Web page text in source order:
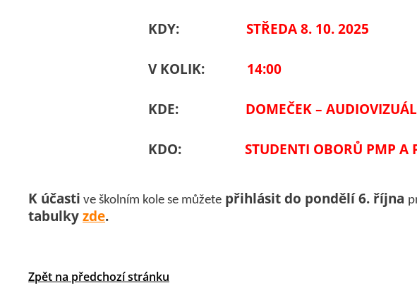
KDY:STŘEDA 8. 10. 2025
V KOLIK: 14:00
KDE: DOMEČEK –
KDO:STUDENTI OBORŮ PMP A
K účasti ve školním kole se můžete přihlásit do pondělí 6. října
tabulkyzde.
Zpět na předchozí stránku